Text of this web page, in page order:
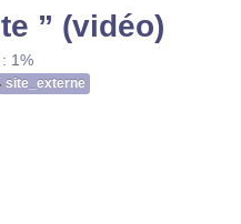
” (vidéo)
1%
site_externe